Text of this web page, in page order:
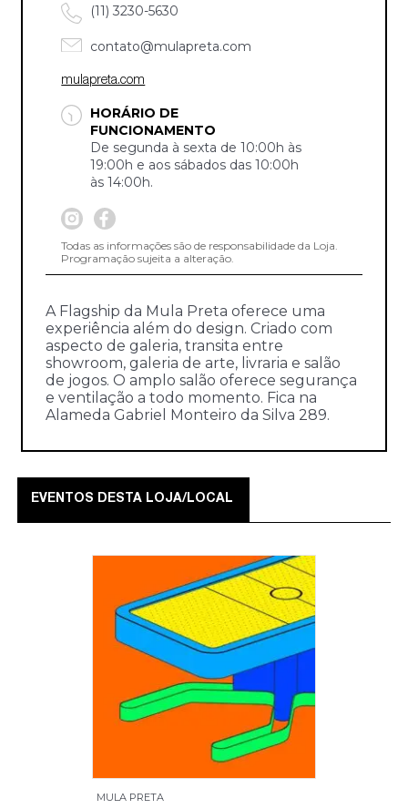
(11) 3230-5630
contato@mulapreta.com
mulapreta.com
HORÁRIO DE
FUNCIONAMENTO
De segunda à sexta de 10:00h às
19:00h e aos sábados das 10:00h
às 14:00h.
Todas as informações são de responsabilidade da Loja.
Programação sujeita a alteração.
A Flagship da Mula Preta oferece uma
experiência além do design. Criado com
aspecto de galeria, transita entre
showroom, galeria de arte, livraria e salão
de jogos. O amplo salão oferece segurança
e ventilação a todo momento. Fica na
Alameda Gabriel Monteiro da Silva 289.
EVENTOS DESTA LOJA/LOCAL
MULA PRETA